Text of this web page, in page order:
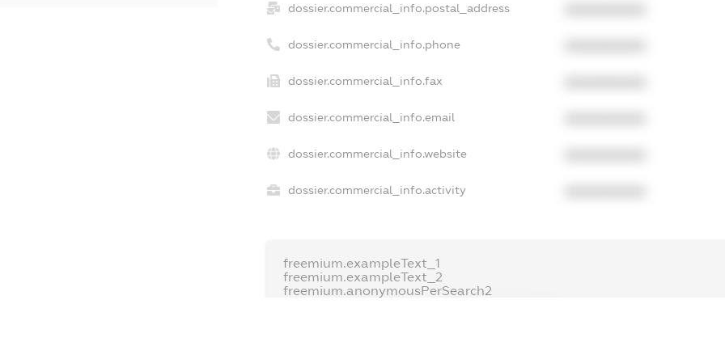
dossier.commercial_info.postal_address
dossier.commercial_info.phone
dossier.commercial_info.fax
dossier.commercial_info.email
dossier.commercial_info.website
dossier.commercial_info.activity
freemium.exampleText_1
freemium.exampleText_2
freemium.anonymousPerSearch2